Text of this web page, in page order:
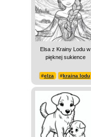
Elsa z Krainy Lodu w
pięknej sukience
#elza #kraina lodu